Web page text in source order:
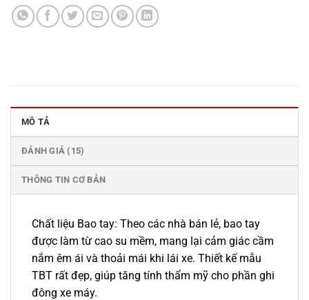
MÔ TẢ
ĐÁNH GIÁ (15)
THÔNG TIN CƠ BẢN
Chất liệu Bao tay: Theo các nhà bán lẻ, bao tay
được làm từ cao su mềm, mang lại cảm giác cầm
nắm êm ái và thoải mái khi lái xe. Thiết kế mẫu
TBT rất đẹp, giúp tăng tính thẩm mỹ cho phần ghi
đông xe máy.